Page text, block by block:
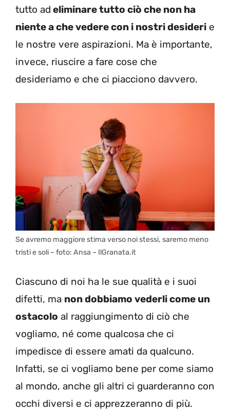
tutto ad eliminare tutto ciò che non ha
niente a che vedere con i nostri desideri e
le nostre vere aspirazioni. Ma è importante,
invece, riuscire a fare cose che
desideriamo e che ci piacciono davvero.
Se avremo maggiore stima verso noi stessi, saremo meno
tristi e soli – foto: Ansa – IlGranata.it
Ciascuno di noi ha le sue qualità e i suoi
difetti, ma non dobbiamo vederli come un
ostacolo al raggiungimento di ciò che
vogliamo, né come qualcosa che ci
impedisce di essere amati da qualcuno.
Infatti, se ci vogliamo bene per come siamo
al mondo, anche gli altri ci guarderanno con
occhi diversi e ci apprezzeranno di più.